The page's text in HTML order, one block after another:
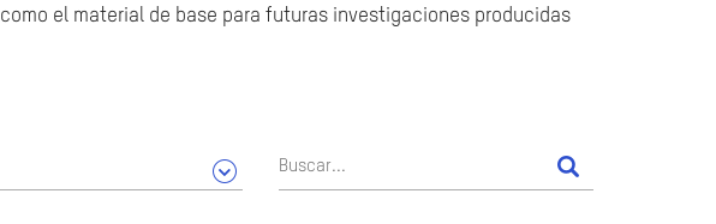
el material de base para futuras investigaciones producidas